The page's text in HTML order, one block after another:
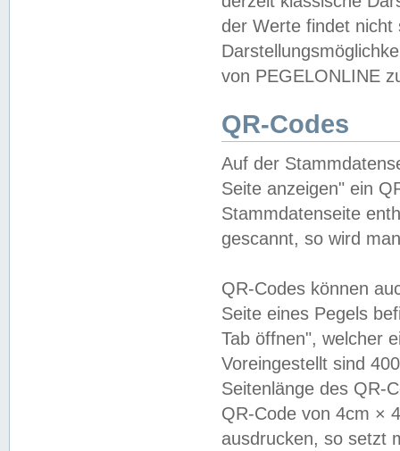
der Werte findet
von PEGELONLINE
QR-Codes
Auf der
Seite anzeigen" ein
Stammdatenseite
gescannt, so wird
QR-Codes können
Seite eines Pegels
Tab öffnen", welcher
Voreingestellt sind
Seitenlänge des QR-
QR-Code von 4cm ×
ausdrucken, so setzt